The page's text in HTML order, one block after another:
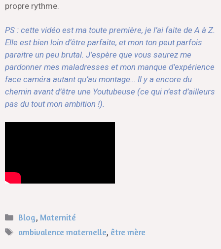
propre rythme.
PS : cette vidéo est ma toute première, je l’ai faite de A à Z.
Elle est bien loin d’être parfaite, et mon ton peut parfois
paraitre un peu brutal. J’espère que vous saurez me
pardonner mes maladresses et mon manque d’expérience
face caméra autant qu’au montage… Il y a encore du
chemin avant d’être une Youtubeuse (ce qui n’est d’ailleurs
pas du tout mon ambition !).
Blog, Maternité
ambivalence maternelle, être mère